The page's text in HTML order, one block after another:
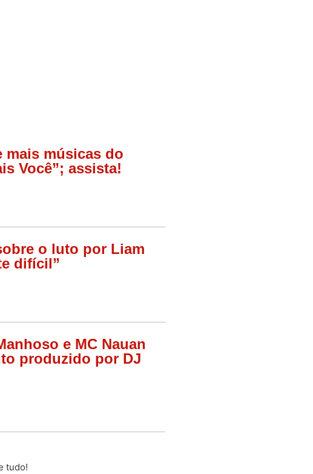
mais músicas do
Você”; assista!
o luto por Liam
difícil”
e MC Nauan
produzido por DJ
tudo!